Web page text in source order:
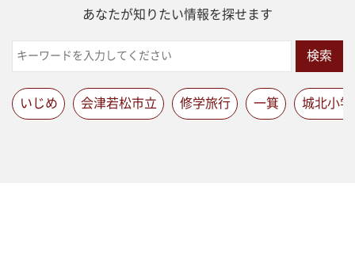
あなたが知りたい情報を探せます
検索
いじめ 会津若松市立 修学旅行 一箕 城北小